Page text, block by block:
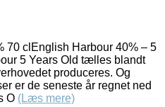
70 clEnglish Harbour 40% – 5
5 Years Old tælles blandt
produceres. Og
er de seneste år regnet ned
O (Læs mere)